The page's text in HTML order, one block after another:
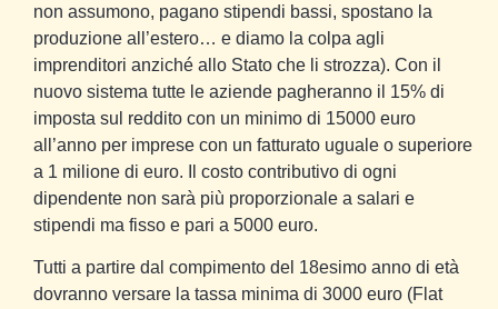
non assumono, pagano stipendi bassi, spostano la
produzione all’estero… e diamo la colpa agli
imprenditori anziché allo Stato che li strozza). Con il
nuovo sistema tutte le aziende pagheranno il 15% di
imposta sul reddito con un minimo di 15000 euro
all’anno per imprese con un fatturato uguale o superiore
a 1 milione di euro. Il costo contributivo di ogni
dipendente non sarà più proporzionale a salari e
stipendi ma fisso e pari a 5000 euro.
Tutti a partire dal compimento del 18esimo anno di età
dovranno versare la tassa minima di 3000 euro (Flat